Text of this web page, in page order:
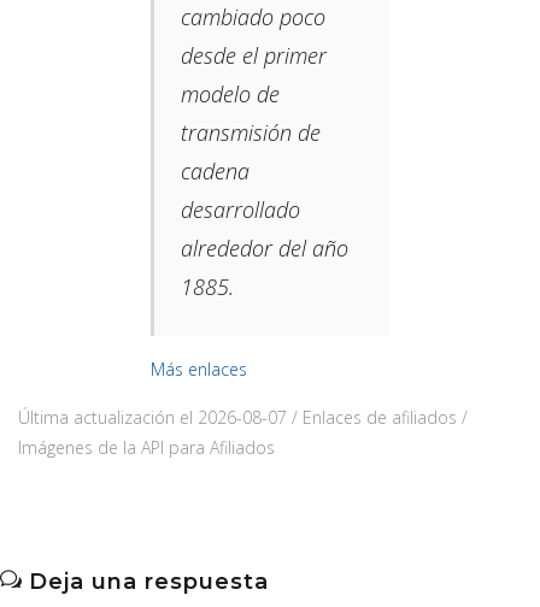
cambiado poco
desde el primer
modelo de
transmisión de
cadena
desarrollado
alrededor del año
1885.​
Más enlaces
Última actualización el 2026-08-07 / Enlaces de afiliados /
Imágenes de la API para Afiliados
Deja una respuesta